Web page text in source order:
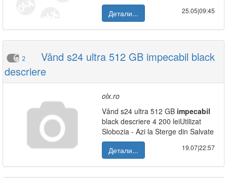
Детали...
25.05|09:45
2
Vând s24 ultra 512 GB impecabil black
descriere
olx.ro
Vând s24 ultra 512 GB impecabil
black descriere 4 200 leiUtilizat
Slobozia - Azi la Sterge din Salvate
Детали...
19.07|22:57